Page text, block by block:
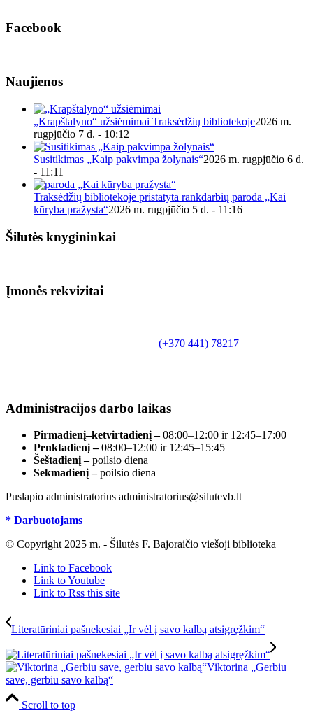
Facebook
Naujienos
„Krapštalyno“ užsiėmimai Traksėdžių bibliotekoje2026 m.
rugpjūčio 7 d. - 10:12
Susitikimas „Kaip pakvimpa žolynais“2026 m. rugpjūčio 6 d.
- 11:11
Traksėdžių bibliotekoje pristatyta rankdarbių paroda „Kai
kūryba pražysta“2026 m. rugpjūčio 5 d. - 11:16
Šilutės knygininkai
Įmonės rekvizitai
(+370 441) 78217
Administracijos darbo laikas
Pirmadienį–ketvirtadienį –08:00–12:00 ir 12:45–17:00
Penktadienį –08:00–12:00 ir 12:45–15:45
Šeštadienį –poilsio diena
Sekmadienį –poilsio diena
Puslapio administratorius administratorius@silutevb.lt
* Darbuotojams
© Copyright 2025 m. - Šilutės F. Bajoraičio viešoji biblioteka
Link to Facebook
Link to Youtube
Link to Rss this site
Literatūriniai pašnekesiai „Ir vėl į savo kalbą atsigręžkim“
Viktorina „Gerbiu
save, gerbiu savo kalbą“
Scroll to top